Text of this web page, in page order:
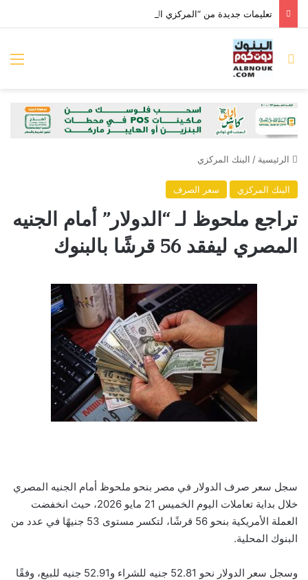
بحث عن
الرئيسية / البنك المركزي
البنك المركزي سعر الصرف
تراجع ملحوظ لـ “الدولار” أمام الجنيه
المصري ليفقد 56 قرشًا بالبنوك
سجل سعر صرف الدولار في مصر بنحو ملحوظ أمام الجنيه المصري
خلال بداية تعاملات اليوم الخميس 21 مايو 2026، حيث انخفضت
العملة الأمريكية بنحو 56 قرشًا، لتكسر مستوى 53 جنيهًا في عدد من
البنوك المحلية.
وسجل سعر الدولار نحو 52.81 جنيه للشراء و52.91 جنيه للبيع، وفقًا